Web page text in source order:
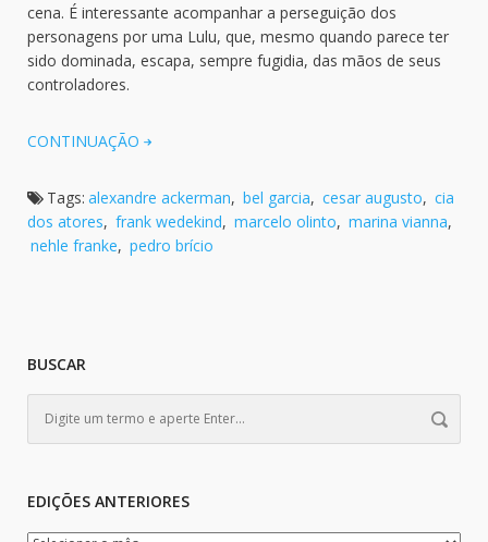
cena. É interessante acompanhar a perseguição dos
personagens por uma Lulu, que, mesmo quando parece ter
sido dominada, escapa, sempre fugidia, das mãos de seus
controladores.
CONTINUAÇÃO
Tags: alexandre ackerman, bel garcia, cesar augusto, cia
dos atores, frank wedekind, marcelo olinto, marina vianna,
nehle franke, pedro brício
BUSCAR
EDIÇÕES ANTERIORES